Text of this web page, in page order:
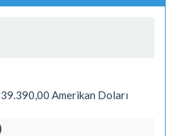
Amerikan Doları